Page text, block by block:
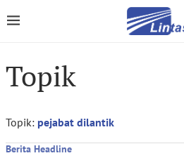
Topik
Topik: pejabat dilantik
Berita Headline